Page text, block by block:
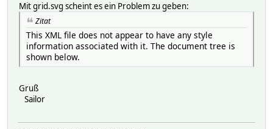
Mit grid.svg scheint es ein Problem zu geben:
Zitat
This XML file does not appear to have any style
information associated with it. The document tree is
shown below.
Gruß
Sailor